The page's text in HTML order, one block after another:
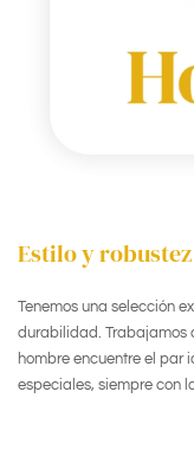
Estilo y
Tenemos una selección
durabilidad. Trabajamos
hombre encuentre el par
especiales, siempre con